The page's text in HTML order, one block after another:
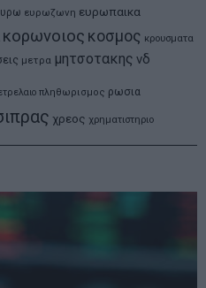
ευρωζωνη ευρωπαικα
κορωνοιος κοσμος κρουσματα
μετρα μητσοτακης νδ
πληθωρισμος ρωσια
χρεος χρηματιστηριο